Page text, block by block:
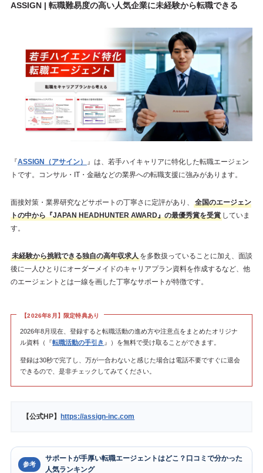
ASSIGN | 転職難易度の高い人気企業に未経験から転職できる
『ASSIGN（アサイン） 』は、若手ハイキャリアに特化した転職エージェン
トです。コンサル・IT・金融などの業界への転職支援に強みがあります。
面接対策・業界研究などサポートの丁寧さに定評があり、
全国のエージェン
トの中から『JAPAN HEADHUNTER AWARD』の最優秀賞を受賞していま
す。
未経験から挑戦できる独自の高年収求人 を多数扱っていることに加え、面談
後に一人ひとりにオーダーメイドのキャリアプラン資料を作成するなど、他
のエージェントとは一線を画した丁寧なサポートが特徴です。
【2026年8月】限定特典あり
2026年8月現在、登録すると転職活動の進め方や注意点をまとめたオリジナ
ル資料（『転職活動の手引き 』）を無料で受け取ることができます。
登録は30秒で完了し、万が一合わないと感じた場合は電話不要ですぐに退会
できるので、是非チェックしてみてください。
【公式HP】 https://assign-inc.com
参考
サポートが手厚い転職エージェントはどこ？口コミで分かった
人気ランキング